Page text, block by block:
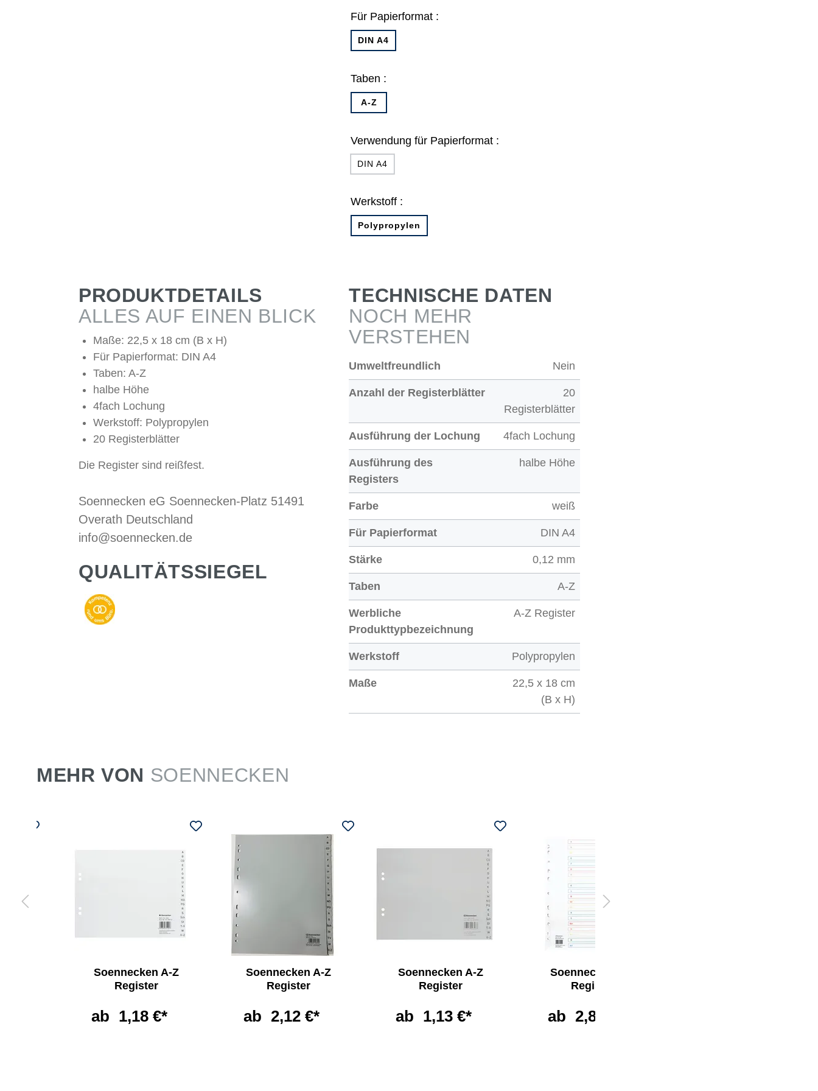
Für Papierformat :
DIN A4
Taben :
A-Z
Verwendung für Papierformat :
DIN A4
Werkstoff :
Polypropylen
PRODUKTDETAILS
ALLES AUF EINEN BLICK
Maße: 22,5 x 18 cm (B x H)
Für Papierformat: DIN A4
Taben: A-Z
halbe Höhe
4fach Lochung
Werkstoff: Polypropylen
20 Registerblätter
Die Register sind reißfest.
Soennecken eG Soennecken-Platz 51491
Overath Deutschland
info@soennecken.de
QUALITÄTSSIEGEL
TECHNISCHE DATEN
NOCH MEHR
VERSTEHEN
Umweltfreundlich Nein
Anzahl der Registerblätter
20
Registerblätter
Ausführung der Lochung 4fach Lochung
Ausführung des
Registers
halbe Höhe
Farbe weiß
Für Papierformat DIN A4
Stärke 0,12 mm
Taben A-Z
Werbliche
Produkttypbezeichnung
A-Z Register
Werkstoff Polypropylen
Maße
22,5 x 18 cm
(B x H)
MEHR VON SOENNECKEN
Soennecken A-Z
Register
ab 1,18 €*
Soennecken A-Z
Register
ab 2,12 €*
Soennecken A-Z
Register
ab 1,13 €*
Soennecken A-Z
Register
ab 2,87 €*